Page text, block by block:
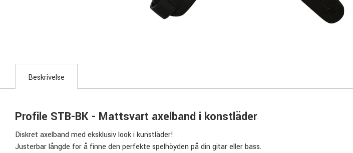
Beskrivelse
Profile STB-BK - Mattsvart axelband i konstläder
Diskret axelband med eksklusiv look i kunstläder!
Justerbar långde for å finne den perfekte spelhöyden på din gitar eller bass.